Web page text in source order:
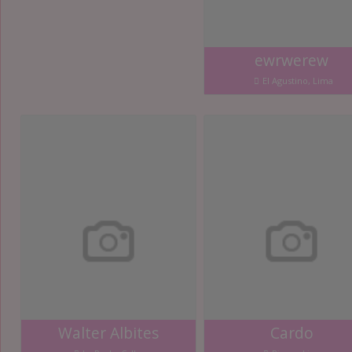
ewrwerew
El Agustino, Lima
Walter Albites Cardo